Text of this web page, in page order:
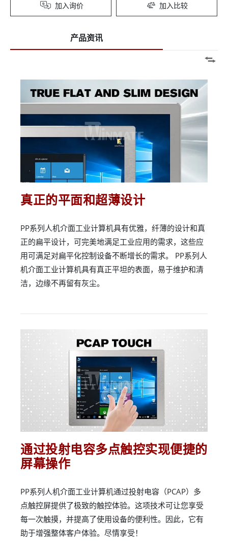
加入询价 加入比较
产品资讯
真正的平面和超薄设计
PP系列人机介面工业计算机具有优雅，纤薄的设计和真
正的扁平设计，可完美地满足工业应用的需求，这些应
用可满足对扁平化控制设备不断增长的需求。 PP系列人
机介面工业计算机具有真正平坦的表面，易于维护和清
洁，边缘不再留有灰尘。
通过投射电容多点触控实现便捷的
屏幕操作
PP系列人机介面工业计算机通过投射电容（PCAP）多
点触控屏提供了极致的触控体验。这项技术可让您享受
每一次触摸，并提高了使用设备的便利性。因此，它有
助于增强整体客户体验。尽情享受！